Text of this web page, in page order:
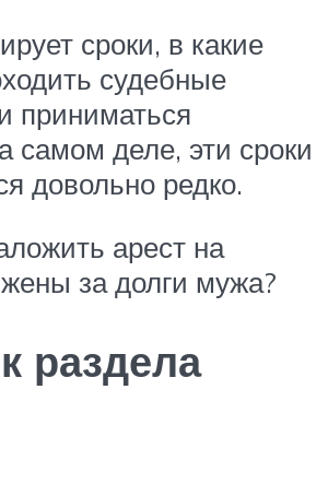
сроки, в какие
судебные
приниматься
самом деле, эти сроки
довольно редко.
арест на
за долги мужа?
раздела